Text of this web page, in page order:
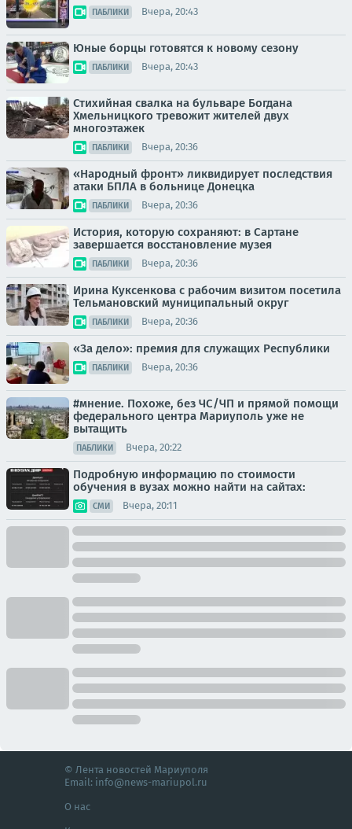
ПАБЛИКИ Вчера, 20:43
Юные борцы готовятся к новому сезону
ПАБЛИКИ Вчера, 20:43
Стихийная свалка на бульваре Богдана
Хмельницкого тревожит жителей двух
многоэтажек
ПАБЛИКИ Вчера, 20:36
«Народный фронт» ликвидирует последствия
атаки БПЛА в больнице Донецка
ПАБЛИКИ Вчера, 20:36
История, которую сохраняют: в Сартане
завершается восстановление музея
ПАБЛИКИ Вчера, 20:36
Ирина Куксенкова с рабочим визитом посетила
Тельмановский муниципальный округ
ПАБЛИКИ Вчера, 20:36
«За дело»: премия для служащих Республики
ПАБЛИКИ Вчера, 20:36
#мнение. Похоже, без ЧС/ЧП и прямой помощи
федерального центра Мариуполь уже не
вытащить
ПАБЛИКИ Вчера, 20:22
Подробную информацию по стоимости
обучения в вузах можно найти на сайтах:
СМИ Вчера, 20:11
© Лента новостей Мариуполя
Email: info@news-mariupol.ru
О нас